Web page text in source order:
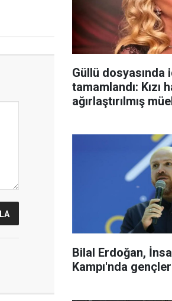
Güllü dosyasında
tamamlandı: Kızı
ağırlaştırılmış
Bilal Erdoğan,
Kampı'nda